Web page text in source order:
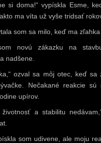
si doma!“ vypískla Esme,
ma víta už vyše tridsať
som sa milo, keď ma zľahka
novú zákazku na
nadšene.
ozval sa môj otec, keď sa
Nečakané reakcie sú
upírov.
a stabilitu
som udivene, ale moju